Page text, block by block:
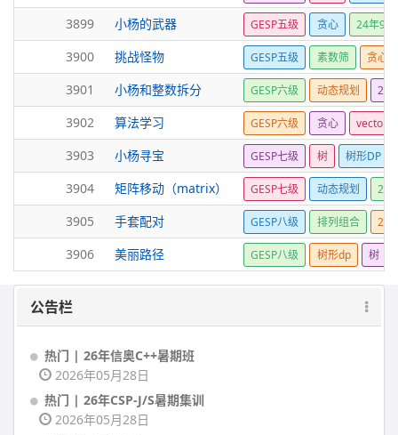
3899 小杨的武器 GESP五级 贪心 24年9月
3900 挑战怪物 GESP五级 素数筛 贪心
3901 小杨和整数拆分 GESP六级 动态规划 24
3902 算法学习 GESP六级 贪心 vector
3903 小杨寻宝 GESP七级 树 树形DP
3904 矩阵移动（matrix） GESP七级 动态规划 24
3905 手套配对 GESP八级 排列组合 24
3906 美丽路径 GESP八级 树形dp 树
公告栏
热门 | 26年信奥C++暑期班
2026年05月28日
热门 | 26年CSP-J/S暑期集训
2026年05月28日